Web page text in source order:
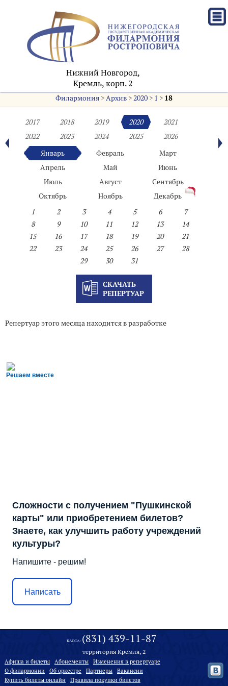
Нижний Новгород,
Кремль, корп. 2
Филармония>Архив>2020> 1 > 18
2017 2018 2019 2020
2021
2022
2023 2024 2025
2026
Январь
Февраль
Март
Апрель
Май
Июнь
Июль
Август
Сентябрь
Октябрь
Ноябрь
Декабрь
1
2 3 4 5 6
7
8
9 10 11 12 13
14
15
16 17 18 19 20
21
22
23 24 25 26 27
28
29
30 31
СКАЧАТЬ
РЕПЕРТУАР
Репертуар этого месяца находится в разработке
Решаем вместе
Сложности с получением "Пушкинской
карты" или приобретением билетов?
Знаете, как улучшить работу учреждений
культуры?
Напишите - решим!
Написать
КАССА: (831) 439-11-87
территория Кремля, 2
Афиша и билеты Абонементы
Изменения в репертуаре
О филармонии
Oб оркестре Партнеры
Вакансии
Купить билеты онлайн
Правила покупки билетов